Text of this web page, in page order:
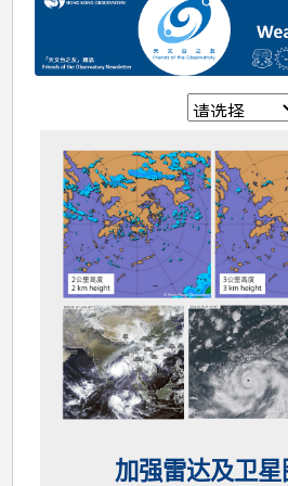
加强雷达及卫